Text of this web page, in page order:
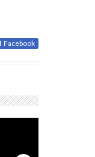
Facebook